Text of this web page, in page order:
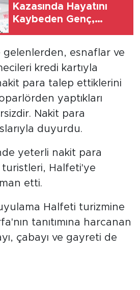
Kazasında Hayatını
Kaybeden Genç,
gelenlerden, esnaflar ve
kredi kartıyla
nakit para talep ettiklerini
yaptıkları
Nakit para
duyurdu.
yeterli nakit para
Halfeti'ye
etti.
Halfeti turizmine
tanıtımına harcanan
çabayı ve gayreti de